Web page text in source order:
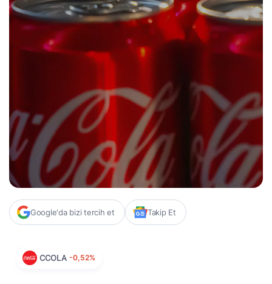
Google'da bizi tercih et Takip Et
CCOLA -0,52%